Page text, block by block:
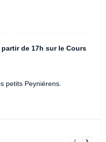
de 17h sur le Cours
petits Peyniérens.